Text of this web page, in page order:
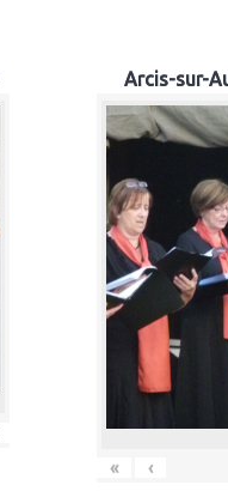
Arcis-sur-
« ‹